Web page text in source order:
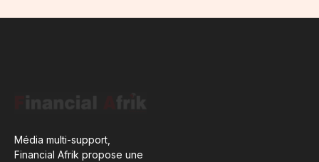
Média multi-support,
Financial Afrik propose une